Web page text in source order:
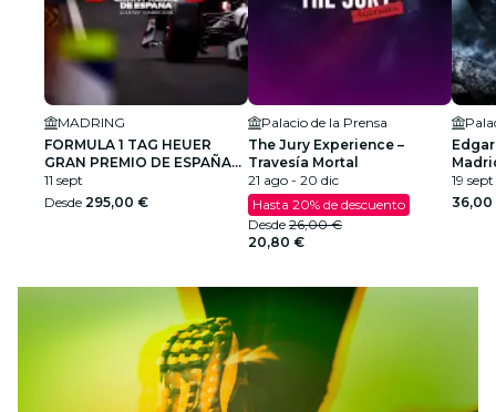
MADRING
FORMULA 1 TAG HEUER
GRAN PREMIO DE ESPAÑA
2026
11 sept
Desde 295,00 €
Palacio de la Prensa
The Jury Experience –
Travesía Mortal
21 ago - 20 dic
Hasta 20% de descuento
Desde 26,00 €
20,80 €
19
36,00